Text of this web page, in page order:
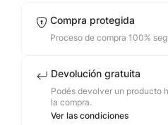
Compra protegida
Proceso de compra 100%
Devolución gratuita
Podés devolver un producto
la compra.
Ver las condiciones